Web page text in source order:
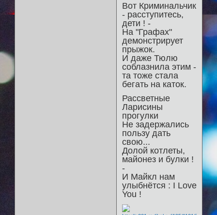
Вот Криминальчик
- расступитесь,
дети ! -
На "Графах"
демонстрирует
прыжок.
И даже Тюлю
соблазнила этим -
та тоже стала
бегать на каток.
Рассветные
Ларисины
прогулки
Не задержались
пользу дать
свою...
Долой котлеты,
майонез и булки !
-
И Майкл нам
улыбнётся : I Love
You !